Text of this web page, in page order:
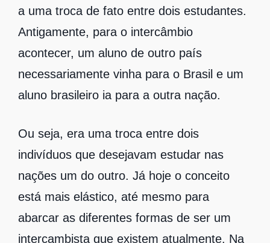
a uma troca de fato entre dois estudantes.
Antigamente, para o intercâmbio
acontecer, um aluno de outro país
necessariamente vinha para o Brasil e um
aluno brasileiro ia para a outra nação.
Ou seja, era uma troca entre dois
indivíduos que desejavam estudar nas
nações um do outro. Já hoje o conceito
está mais elástico, até mesmo para
abarcar as diferentes formas de ser um
intercambista que existem atualmente. Na